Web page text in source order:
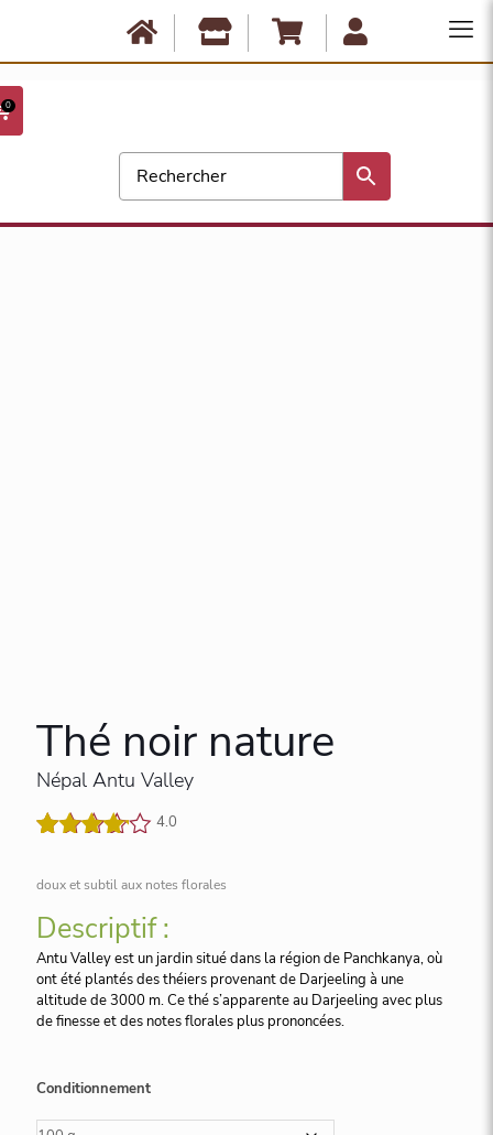
Anbassa est fermé du 10 août au 17 août. Les commandes ne seront
expédiées qu'à partir du 18 août. Bonnes vacances !
0
Thé noir nature
Népal Antu Valley
sur 5
basé
sur
notation
client
4.0
doux et subtil aux notes florales
Descriptif :
Antu Valley est un jardin situé dans la région de Panchkanya, où
ont été plantés des théiers provenant de Darjeeling à une
altitude de 3000 m. Ce thé s’apparente au Darjeeling avec plus
de finesse et des notes florales plus prononcées.
Conditionnement